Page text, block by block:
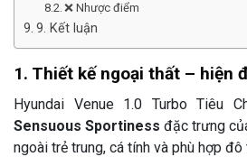
❌ Nhược điểm
9. Kết luận
1. Thiết kế ngoại thất – hiện
Hyundai Venue 1.0 Turbo Tiêu
Sensuous Sportiness đặc trưng
ngoài trẻ trung, cá tính và phù hợp đô